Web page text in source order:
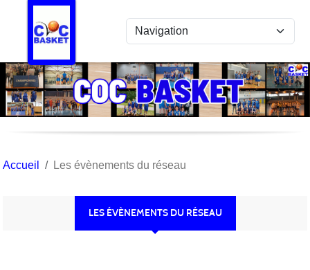
Accueil Les évènements du réseau
LES ÉVÈNEMENTS DU RÉSEAU
Panneau de gestion des cookies